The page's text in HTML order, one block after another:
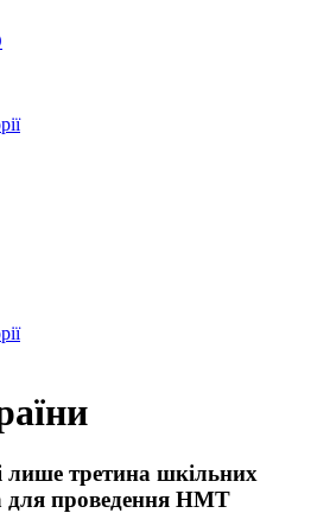
лише третина шкільних
для проведення НМТ